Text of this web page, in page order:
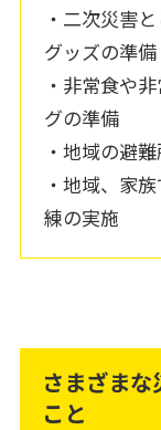
・二次災害
グッズの準備
・非常食や
グの準備
・地域の避
・地域、家
練の実施
さまざま
こと